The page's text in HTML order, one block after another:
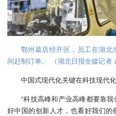
鄂州葛店经开区，员工在湖
间赶制订单。 （湖北日报全媒记者
中国式现代化关键在科技现代化
“科技高峰和产业高峰都要靠
好中国的创新人才，也看好我们